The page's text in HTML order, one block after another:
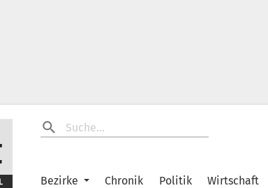
Bezirke Chronik Politik Wirtschaft